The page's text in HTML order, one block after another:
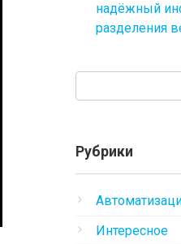
надёжный
разделения
Рубрики
Интересное